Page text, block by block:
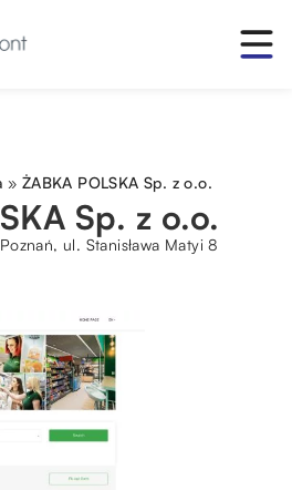
» ŻABKA POLSKA Sp. z o.o.
Sp. z o.o.
ul. Stanisława Matyi 8